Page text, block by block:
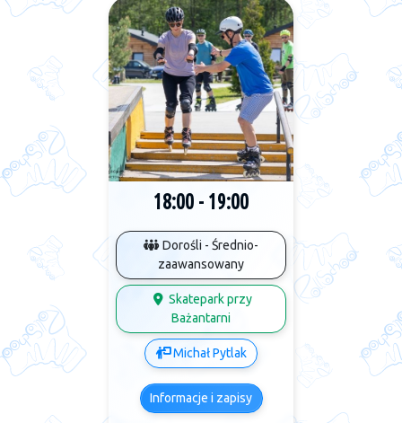
18:00 - 19:00
Dorośli - Średnio-
zaawansowany
Skatepark przy
Bażantarni
Michał Pytlak
Informacje i zapisy